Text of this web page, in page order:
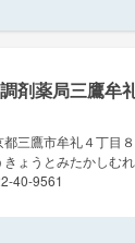
剤薬局三鷹牟
都三鷹市牟礼４丁目
きょうとみたかしむれ
40-9561